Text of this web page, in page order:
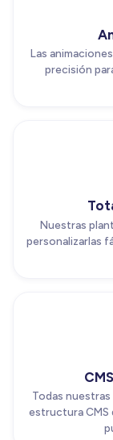
Las
precisión
Nuestras
personalizarlas
Todas
estructura CMS